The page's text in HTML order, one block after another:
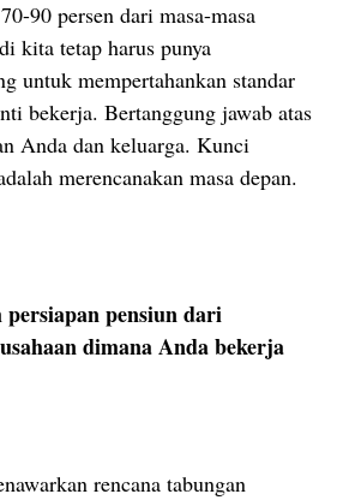
90 persen dari masa-masa
kita tetap harus punya
untuk mempertahankan standar
bekerja. Bertanggung jawab atas
Anda dan keluarga. Kunci
merencanakan masa depan.
pensiun dari
dimana Anda bekerja
rencana tabungan